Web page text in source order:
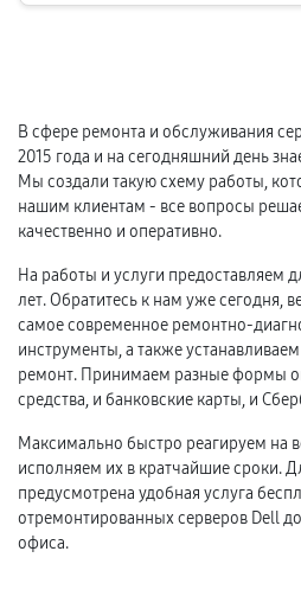
В сфере ремонта и обслуживания
2015 года и на сегодняшний день
Мы создали такую схему работы,
нашим клиентам - все вопросы
качественно и оперативно.
На работы и услуги предоставляем
лет. Обратитесь к нам уже сегодня,
самое современное ремонтно-
инструменты, а также
ремонт. Принимаем разные формы
средства, и банковские карты, и
Максимально быстро реагируем на
исполняем их в кратчайшие сроки.
предусмотрена удобная услуга
отремонтированных серверов Dell
офиса.